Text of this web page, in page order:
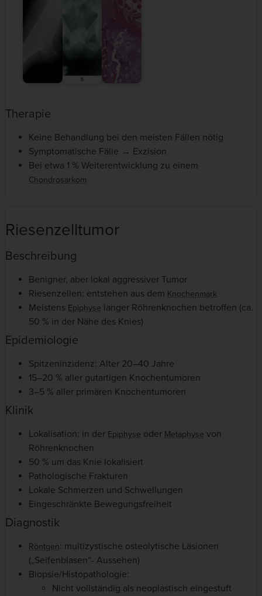
Therapie
Keine Behandlung bei den meisten Fällen nötig
Symptomatische Fälle → Exzision
Bei etwa 1 % Weiterentwicklung zu einem
Chondrosarkom
Riesenzelltumor
Beschreibung
Benigner, aber lokal aggressiver Tumor
Riesenzellen: entstehen aus dem Knochenmark
Meistens Epiphyse langer Röhrenknochen betroffen (ca.
50 % in der Nähe des Knies)
Epidemiologie
Spitzeninzidenz: Alter 20–40 Jahre
15–20 % aller gutartigen Knochentumoren
3–5 % aller primären Knochentumoren
Klinik
Lokalisation: in der Epiphyse oder Metaphyse von
Röhrenknochen
50 % um das Knie lokalisiert
Pathologische Frakturen
Lokale Schmerzen und Schwellungen
Eingeschränkte Bewegungsfreiheit
Diagnostik
Röntgen: multizystische osteolytische Läsionen
(„Seifenblasen“- Aussehen)
Biopsie/Histopathologie:
Nicht vollständig als neoplastisch eingestuft